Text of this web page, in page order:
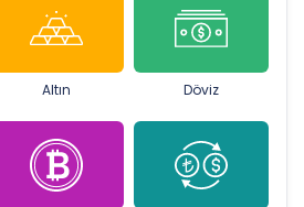
Altın Döviz